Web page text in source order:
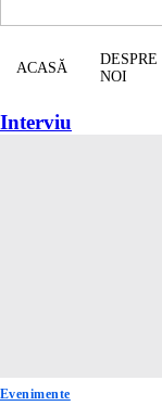
ACASĂ
DESPRE
NOI
Interviu
Evenimente